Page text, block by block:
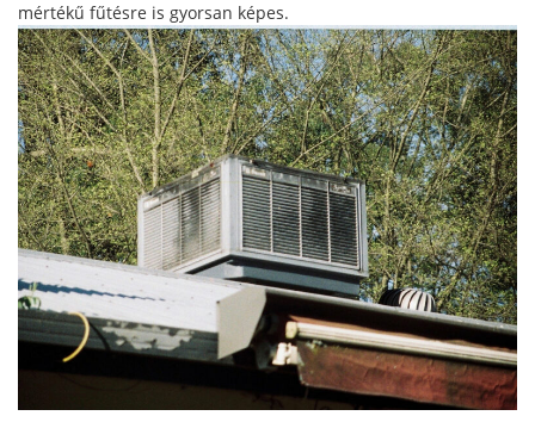
mértékű fűtésre is gyorsan képes.